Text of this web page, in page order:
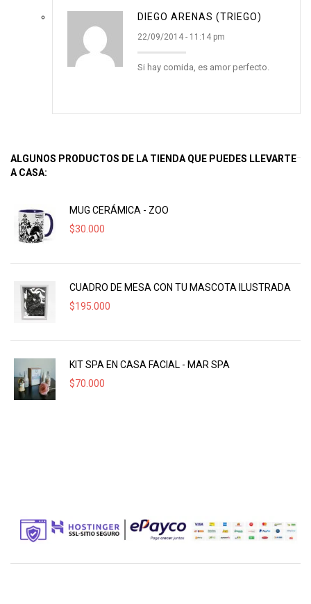
DIEGO ARENAS (TRIEGO)
22/09/2014 - 11:14 pm
Si hay comida, es amor perfecto.
ALGUNOS PRODUCTOS DE LA TIENDA QUE PUEDES LLEVARTE
A CASA:
MUG CERÁMICA - ZOO
$30.000
CUADRO DE MESA CON TU MASCOTA ILUSTRADA
$195.000
KIT SPA EN CASA FACIAL - MAR SPA
$70.000